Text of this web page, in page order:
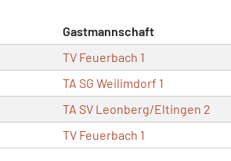
Gastmannschaft
TV Feuerbach 1
TA SG Weilimdorf 1
TA SV Leonberg/Eltingen 2
TV Feuerbach 1